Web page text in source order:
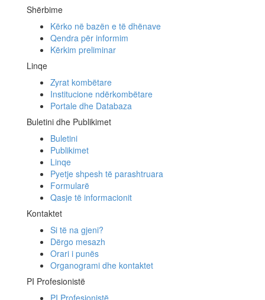
Shërbime
Kërko në bazën e të dhënave
Qendra për informim
Kërkim preliminar
Linqe
Zyrat kombëtare
Institucione ndërkombëtare
Portale dhe Databaza
Buletini dhe Publikimet
Buletini
Publikimet
Linqe
Pyetje shpesh të parashtruara
Formularë
Qasje të informacionit
Kontaktet
Si të na gjeni?
Dërgo mesazh
Orari i punës
Organogrami dhe kontaktet
PI Profesionistë
PI Profesionistë